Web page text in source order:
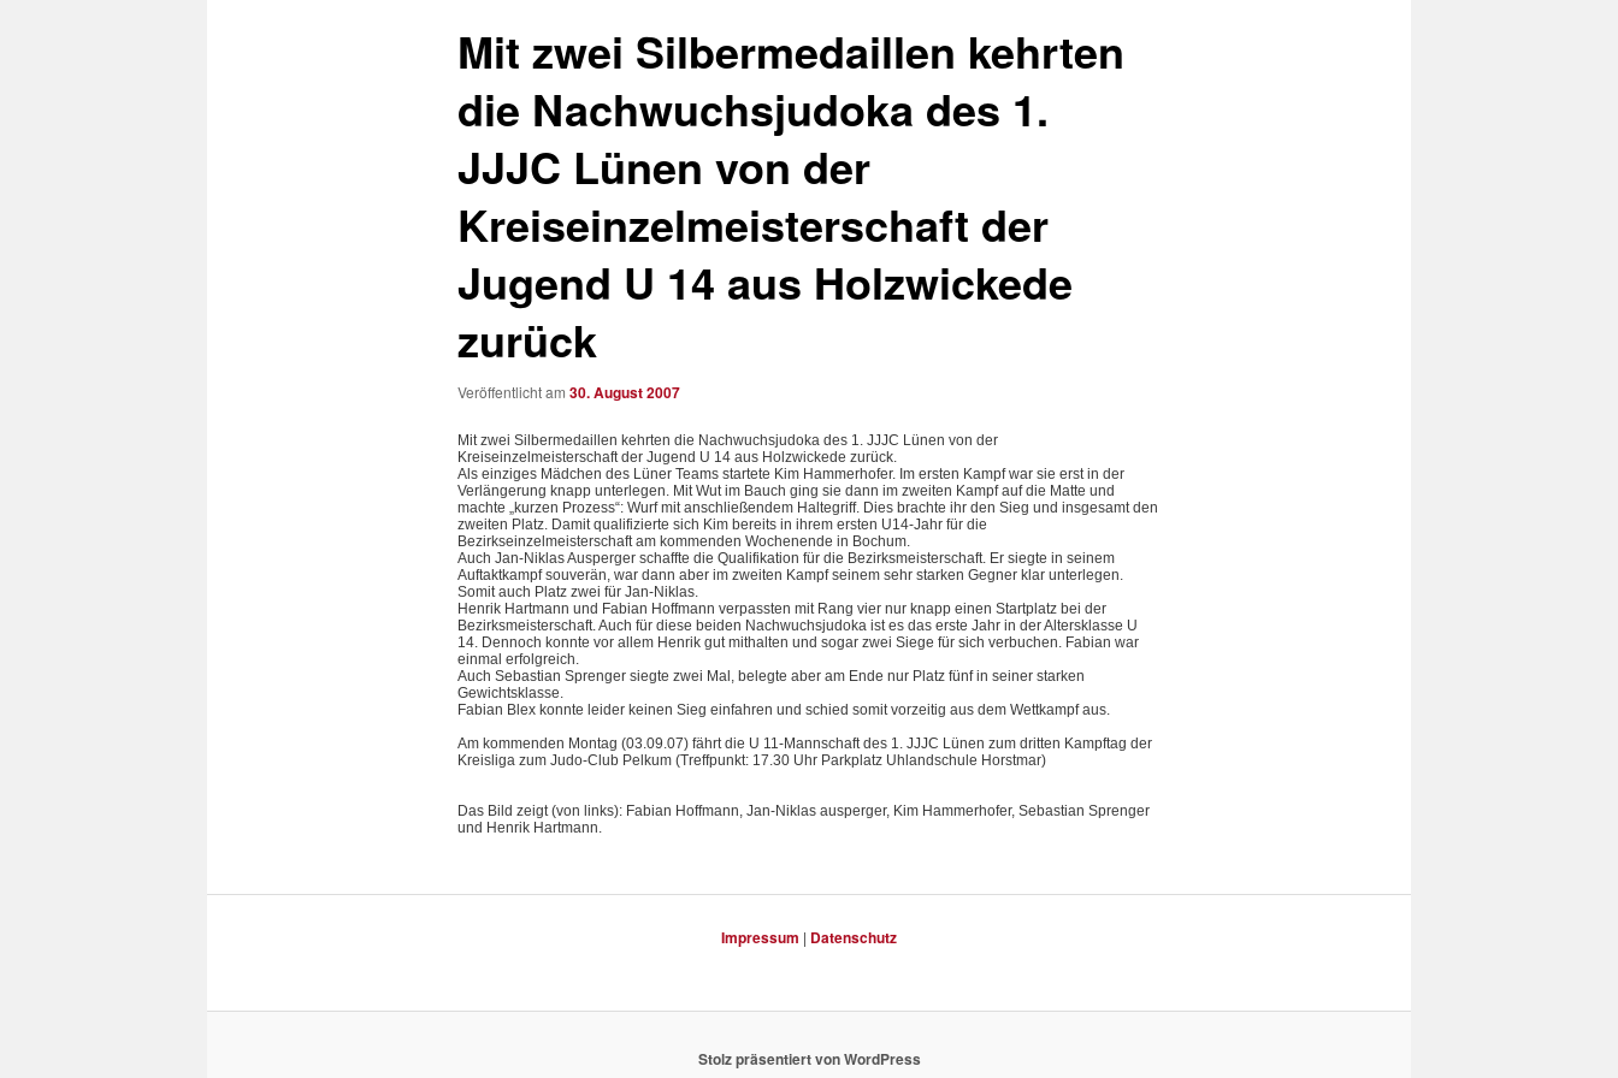
Mit zwei Silbermedaillen kehrten
die Nachwuchsjudoka des 1.
JJJC Lünen von der
Kreiseinzelmeisterschaft der
Jugend U 14 aus Holzwickede
zurück
Veröffentlicht am 30. August 2007
Mit zwei Silbermedaillen kehrten die Nachwuchsjudoka des 1. JJJC Lünen von der
Kreiseinzelmeisterschaft der Jugend U 14 aus Holzwickede zurück.
Als einziges Mädchen des Lüner Teams startete Kim Hammerhofer. Im ersten Kampf war sie erst in der
Verlängerung knapp unterlegen. Mit Wut im Bauch ging sie dann im zweiten Kampf auf die Matte und
machte „kurzen Prozess“: Wurf mit anschließendem Haltegriff. Dies brachte ihr den Sieg und insgesamt den
zweiten Platz. Damit qualifizierte sich Kim bereits in ihrem ersten U14-Jahr für die
Bezirkseinzelmeisterschaft am kommenden Wochenende in Bochum.
Auch Jan-Niklas Ausperger schaffte die Qualifikation für die Bezirksmeisterschaft. Er siegte in seinem
Auftaktkampf souverän, war dann aber im zweiten Kampf seinem sehr starken Gegner klar unterlegen.
Somit auch Platz zwei für Jan-Niklas.
Henrik Hartmann und Fabian Hoffmann verpassten mit Rang vier nur knapp einen Startplatz bei der
Bezirksmeisterschaft. Auch für diese beiden Nachwuchsjudoka ist es das erste Jahr in der Altersklasse U
14. Dennoch konnte vor allem Henrik gut mithalten und sogar zwei Siege für sich verbuchen. Fabian war
einmal erfolgreich.
Auch Sebastian Sprenger siegte zwei Mal, belegte aber am Ende nur Platz fünf in seiner starken
Gewichtsklasse.
Fabian Blex konnte leider keinen Sieg einfahren und schied somit vorzeitig aus dem Wettkampf aus.
Am kommenden Montag (03.09.07) fährt die U 11-Mannschaft des 1. JJJC Lünen zum dritten Kampftag der
Kreisliga zum Judo-Club Pelkum (Treffpunkt: 17.30 Uhr Parkplatz Uhlandschule Horstmar)
Das Bild zeigt (von links): Fabian Hoffmann, Jan-Niklas ausperger, Kim Hammerhofer, Sebastian Sprenger
und Henrik Hartmann.
Impressum | Datenschutz
Stolz präsentiert von WordPress